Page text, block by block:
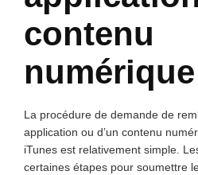
contenu
numérique
La procédure de demande de
application ou d’un contenu
iTunes est relativement simple.
certaines étapes pour soumettre